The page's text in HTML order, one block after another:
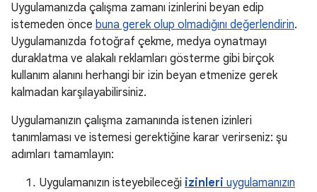
Uygulamanızda çalışma zamanı izinlerini beyan edip
istemeden önce buna gerek olup olmadığını değerlendirin.
Uygulamanızda fotoğraf çekme, medya oynatmayı
duraklatma ve alakalı reklamları gösterme gibi birçok
kullanım alanını herhangi bir izin beyan etmenize gerek
kalmadan karşılayabilirsiniz.
Uygulamanızın çalışma zamanında istenen izinleri
tanımlaması ve istemesi gerektiğine karar verirseniz: şu
adımları tamamlayın:
Uygulamanızın isteyebileceği izinleri uygulamanızın